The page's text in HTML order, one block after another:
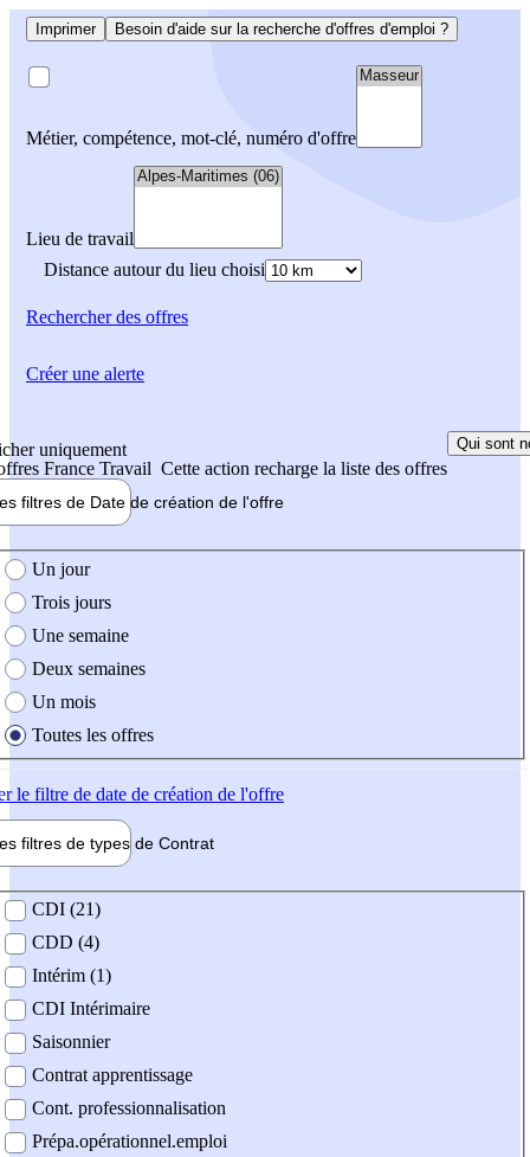
Imprimer Besoin d'aide sur la recherche d'offres d'emploi ?
Métier, compétence, mot-clé, numéro d'offre
Lieu de travail
Distance autour du lieu choisi
Rechercherdes offres
uniquement
France Travail Cette action recharge la liste des offres
Qui sont
filtres de Date de création de l'offre
création de l'offre
Un jour
Trois jours
Une semaine
Deux semaines
Un mois
Toutes les offres
le filtre de date de création de l'offre
filtres de types de Contrat
contrat
CDI (21)
CDD (4)
Intérim (1)
CDI Intérimaire
Saisonnier
Contrat apprentissage
Cont. professionnalisation
Prépa.opérationnel.emploi
Créer une alerte